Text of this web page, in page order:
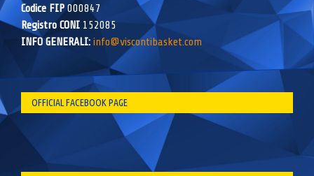
Codice FIP000847
Registro CONI 152085
INFO GENERALI: info@viscontibasket.com
OFFICIAL FACEBOOK PAGE